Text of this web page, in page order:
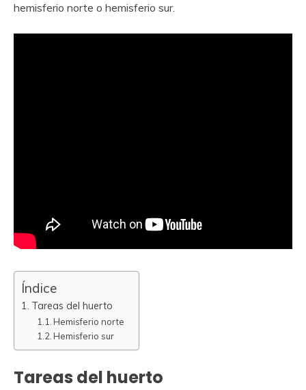
hemisferio norte o hemisferio sur.
Índice
Tareas del huerto
Hemisferio norte
Hemisferio sur
Tareas del huerto